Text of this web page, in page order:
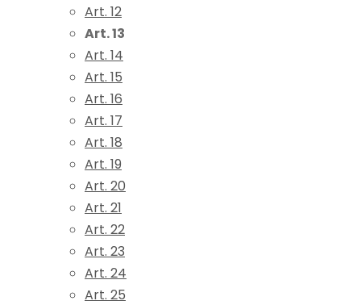
Art. 12
Art. 13
Art. 14
Art. 15
Art. 16
Art. 17
Art. 18
Art. 19
Art. 20
Art. 21
Art. 22
Art. 23
Art. 24
Art. 25